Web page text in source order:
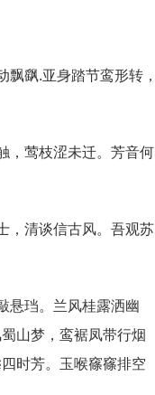
飘飖.亚身踏节鸾形转，
，莺枝涩未迁。芳音何
，清谈信古风。吾观苏
悬珰。兰风桂露洒幽
山梦，鸾裾凤带行烟
时芳。玉喉窱窱排空